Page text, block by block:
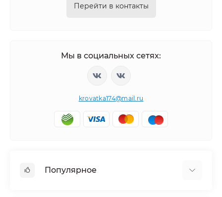
Перейти в контакты
Мы в социальных сетях:
krovatka174@mail.ru
Популярное